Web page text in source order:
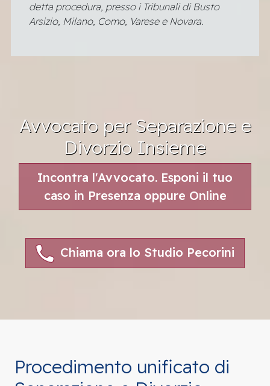
detta procedura, presso i Tribunali di Busto
Arsizio, Milano, Como, Varese e Novara.
Avvocato per Separazione e
Divorzio Insieme
Incontra l'Avvocato. Esponi il tuo
caso in Presenza oppure Online
Chiama ora lo Studio Pecorini
Procedimento unificato di